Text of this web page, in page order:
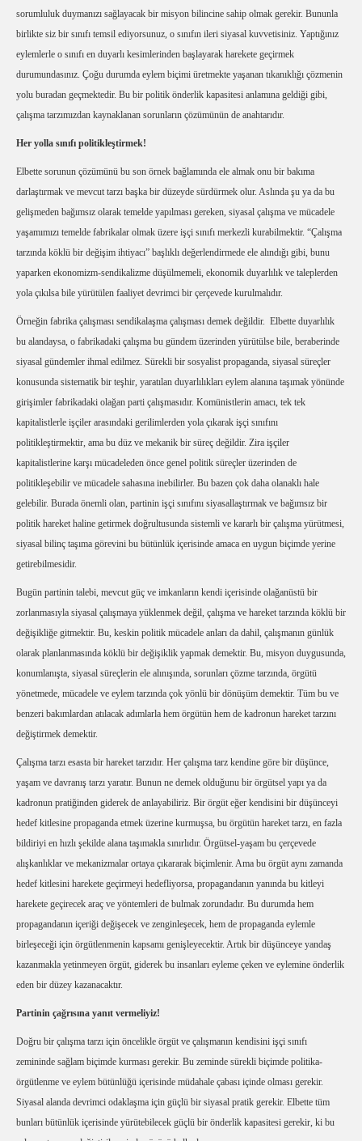
sorumluluk duymanızı sağlayacak bir misyon bilincine sahip olmak gerekir. Bununla
birlikte siz bir sınıfı temsil ediyorsunuz, o sınıfın ileri siyasal kuvvetisiniz. Yaptığınız
eylemlerle o sınıfı en duyarlı kesimlerinden başlayarak harekete geçirmek
durumundasınız. Çoğu durumda eylem biçimi üretmekte yaşanan tıkanıklığı çözmenin
yolu buradan geçmektedir. Bu bir politik önderlik kapasitesi anlamına geldiği gibi,
çalışma tarzımızdan kaynaklanan sorunların çözümünün de anahtarıdır.
Her yolla sınıfı politikleştirmek!
Elbette sorunun çözümünü bu son örnek bağlamında ele almak onu bir bakıma
darlaştırmak ve mevcut tarzı başka bir düzeyde sürdürmek olur. Aslında şu ya da bu
gelişmeden bağımsız olarak temelde yapılması gereken, siyasal çalışma ve mücadele
yaşamımızı temelde fabrikalar olmak üzere işçi sınıfı merkezli kurabilmektir. “Çalışma
tarzında köklü bir değişim ihtiyacı” başlıklı değerlendirmede ele alındığı gibi, bunu
yaparken ekonomizm-sendikalizme düşülmemeli, ekonomik duyarlılık ve taleplerden
yola çıkılsa bile yürütülen faaliyet devrimci bir çerçevede kurulmalıdır.
Örneğin fabrika çalışması sendikalaşma çalışması demek değildir. Elbette duyarlılık
bu alandaysa, o fabrikadaki çalışma bu gündem üzerinden yürütülse bile, beraberinde
siyasal gündemler ihmal edilmez. Sürekli bir sosyalist propaganda, siyasal süreçler
konusunda sistematik bir teşhir, yaratılan duyarlılıkları eylem alanına taşımak yönünde
girişimler fabrikadaki olağan parti çalışmasıdır. Komünistlerin amacı, tek tek
kapitalistlerle işçiler arasındaki gerilimlerden yola çıkarak işçi sınıfını
politikleştirmektir, ama bu düz ve mekanik bir süreç değildir. Zira işçiler
kapitalistlerine karşı mücadeleden önce genel politik süreçler üzerinden de
politikleşebilir ve mücadele sahasına inebilirler. Bu bazen çok daha olanaklı hale
gelebilir. Burada önemli olan, partinin işçi sınıfını siyasallaştırmak ve bağımsız bir
politik hareket haline getirmek doğrultusunda sistemli ve kararlı bir çalışma yürütmesi,
siyasal bilinç taşıma görevini bu bütünlük içerisinde amaca en uygun biçimde yerine
getirebilmesidir.
Bugün partinin talebi, mevcut güç ve imkanların kendi içerisinde olağanüstü bir
zorlanmasıyla siyasal çalışmaya yüklenmek değil, çalışma ve hareket tarzında köklü bir
değişikliğe gitmektir. Bu, keskin politik mücadele anları da dahil, çalışmanın günlük
olarak planlanmasında köklü bir değişiklik yapmak demektir. Bu, misyon duygusunda,
konumlanışta, siyasal süreçlerin ele alınışında, sorunları çözme tarzında, örgütü
yönetmede, mücadele ve eylem tarzında çok yönlü bir dönüşüm demektir. Tüm bu ve
benzeri bakımlardan atılacak adımlarla hem örgütün hem de kadronun hareket tarzını
değiştirmek demektir.
Çalışma tarzı esasta bir hareket tarzıdır. Her çalışma tarz kendine göre bir düşünce,
yaşam ve davranış tarzı yaratır. Bunun ne demek olduğunu bir örgütsel yapı ya da
kadronun pratiğinden giderek de anlayabiliriz. Bir örgüt eğer kendisini bir düşünceyi
hedef kitlesine propaganda etmek üzerine kurmuşsa, bu örgütün hareket tarzı, en fazla
bildiriyi en hızlı şekilde alana taşımakla sınırlıdır. Örgütsel-yaşam bu çerçevede
alışkanlıklar ve mekanizmalar ortaya çıkararak biçimlenir. Ama bu örgüt aynı zamanda
hedef kitlesini harekete geçirmeyi hedefliyorsa, propagandanın yanında bu kitleyi
harekete geçirecek araç ve yöntemleri de bulmak zorundadır. Bu durumda hem
propagandanın içeriği değişecek ve zenginleşecek, hem de propaganda eylemle
birleşeceği için örgütlenmenin kapsamı genişleyecektir. Artık bir düşünceye yandaş
kazanmakla yetinmeyen örgüt, giderek bu insanları eyleme çeken ve eylemine önderlik
eden bir düzey kazanacaktır.
Partinin çağrısına yanıt vermeliyiz!
Doğru bir çalışma tarzı için öncelikle örgüt ve çalışmanın kendisini işçi sınıfı
zemininde sağlam biçimde kurması gerekir. Bu zeminde sürekli biçimde politika-
örgütlenme ve eylem bütünlüğü içerisinde müdahale çabası içinde olması gerekir.
Siyasal alanda devrimci odaklaşma için güçlü bir siyasal pratik gerekir. Elbette tüm
bunları bütünlük içerisinde yürütebilecek güçlü bir önderlik kapasitesi gerekir, ki bu